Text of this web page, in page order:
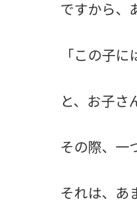
ですから、
「この子
と、お子さ
その際、一
それは、あ